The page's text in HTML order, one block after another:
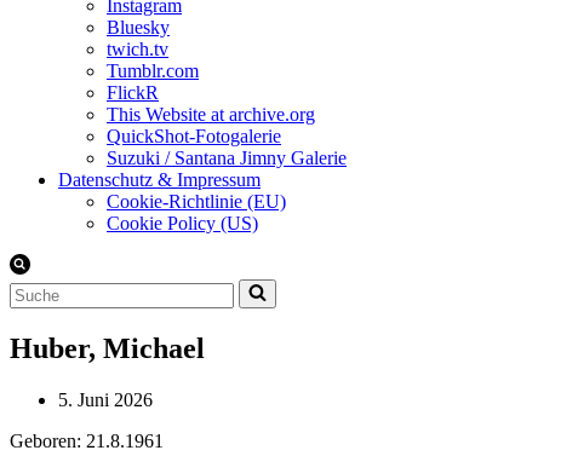
Instagram
Bluesky
twich.tv
Tumblr.com
FlickR
This Website at archive.org
QuickShot-Fotogalerie
Suzuki / Santana Jimny Galerie
Datenschutz & Impressum
Cookie-Richtlinie (EU)
Cookie Policy (US)
Suchen
nach …
Huber, Michael
5. Juni 2026
Geboren: 21.8.1961